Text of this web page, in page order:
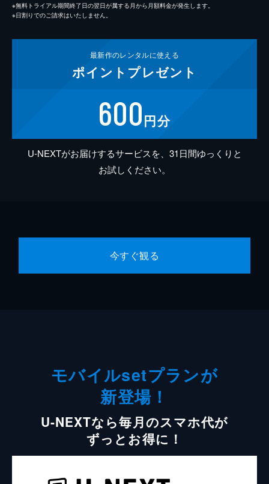
※無料トライアル期間終了日の翌日が属する月から月額料金が発生します。
※日割りでのご請求はいたしません。
最新作のレンタルに使える
ポイント プレゼント
600円分
U-NEXTがお届けするサービスを、31日間ゆっくりと
お試しください。
今すぐ観る
モバイルsetプランが
新登場！
U-NEXTなら毎月のスマホ代が
ずっとお得に！